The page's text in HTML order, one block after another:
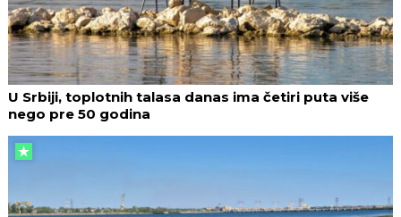
U Srbiji, toplotnih talasa danas ima četiri puta više
nego pre 50 godina